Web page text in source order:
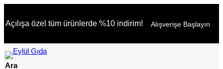
geç
Açılışa özel tüm ürünlerde %10 indirim! Alışverişe Başlayın
Ara